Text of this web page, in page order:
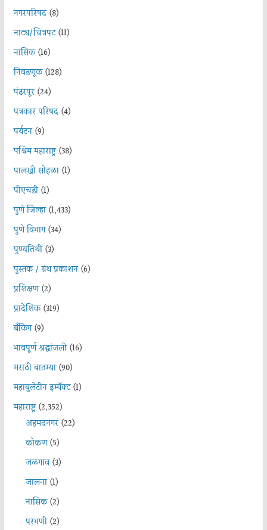
नगरपरिषद(8)
नाट्य/चित्रपट(11)
नासिक(16)
निवडणूक(128)
पंढरपूर(24)
पत्रकार परिषद(4)
पर्यटन(9)
पश्चिम महाराष्ट्र(38)
पालखी सोहळा(1)
पीएचडी(1)
पुणे जिल्हा(1,433)
पुणे विभाग(34)
पुण्यतिथी(3)
पुस्तक / ग्रंथ प्रकाशन(6)
प्रशिक्षण(2)
प्रादेशिक(319)
बँकिंग(9)
भावपूर्ण श्रद्धांजली(16)
मराठी बातम्या(90)
महाबुलेटीन इम्पॅक्ट(1)
महाराष्ट्र(2,352)
अहमदनगर(22)
कोकण(5)
जळगाव(3)
जालना(1)
नासिक(2)
परभणी(2)